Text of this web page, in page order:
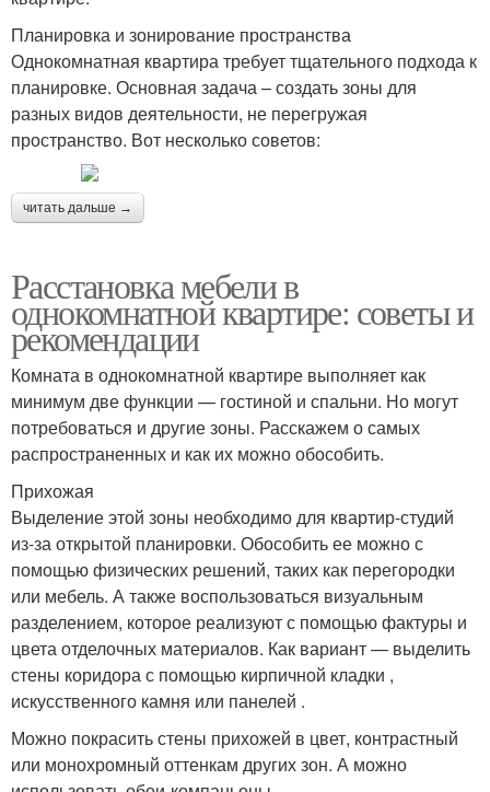
Планировка и зонирование пространства
Однокомнатная квартира требует тщательного подхода к
планировке. Основная задача – создать зоны для
разных видов деятельности, не перегружая
пространство. Вот несколько советов:
читать дальше →
Расстановка мебели в
однокомнатной квартире: советы и
рекомендации
Комната в однокомнатной квартире выполняет как
минимум две функции — гостиной и спальни. Но могут
потребоваться и другие зоны. Расскажем о самых
распространенных и как их можно обособить.
Прихожая
Выделение этой зоны необходимо для квартир-студий
из-за открытой планировки. Обособить ее можно с
помощью физических решений, таких как перегородки
или мебель. А также воспользоваться визуальным
разделением, которое реализуют с помощью фактуры и
цвета отделочных материалов. Как вариант — выделить
стены коридора с помощью кирпичной кладки ,
искусственного камня или панелей .
Можно покрасить стены прихожей в цвет, контрастный
или монохромный оттенкам других зон. А можно